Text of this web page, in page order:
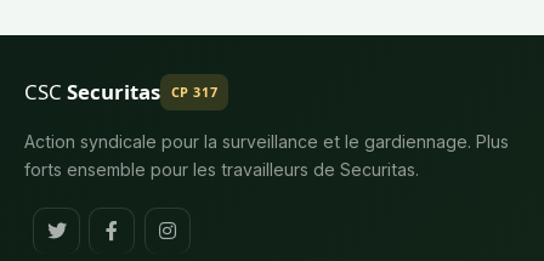
CSC Securitas CP 317
Action syndicale pour la surveillance et le gardiennage. Plus
forts ensemble pour les travailleurs de Securitas.